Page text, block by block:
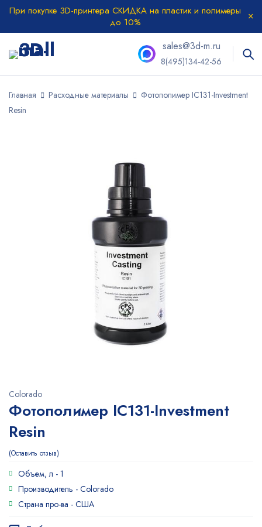
При покупке 3D-принтера СКИДКА на пластик и полимеры
до 10%
sales@3d-m.ru
8(495)134-42-56
Главная Расходные материалы
Фотополимер IC131-Investment
Resin
Colorado
Фотополимер IC131-Investment
Resin
Оставить отзыв
Объем, л - 1
Производитель - Colorado
Страна про-ва - США